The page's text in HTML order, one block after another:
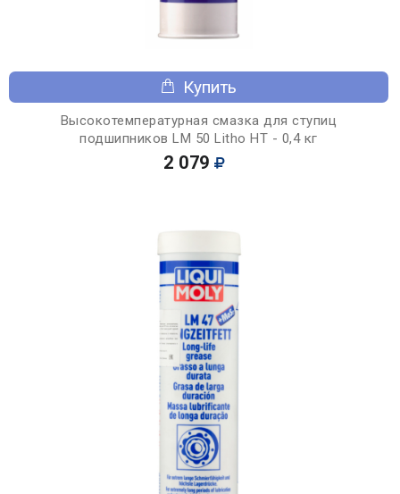
Купить
Высокотемпературная смазка для ступиц
подшипников LM 50 Litho HT - 0,4 кг
2 079